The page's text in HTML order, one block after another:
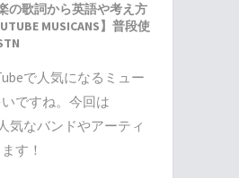
の歌詞から英語や考え方
MUSICANS】普段使
で人気になるミュー
ですね。今回は
気なバンドやアーティ
す！